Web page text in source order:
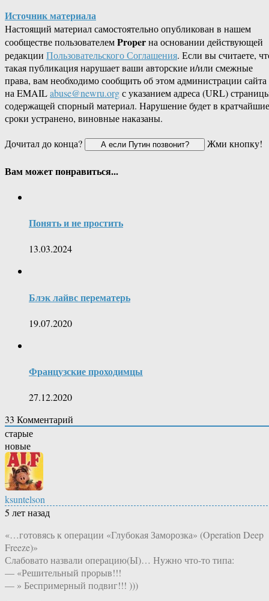
Источник материала
Настоящий материал самостоятельно опубликован в нашем
сообществе пользователемProperна основании действующей
редакции Пользовательского Соглашения. Если вы считаете,
такая публикация нарушает ваши авторские и/или смежные
права, вам необходимо сообщить об этом администрации сайта
на EMAILabuse@newru.orgс указанием адреса (URL)
содержащей спорный материал. Нарушение будет в кратчайшие
сроки устранено, виновные наказаны.
Дочитал до конца?
Жми кнопку!
Вам может понравиться...
Понять и не простить
13.03.2024
Блэк лайвс перематерь
19.07.2020
Французские проходимцы
27.12.2020
33 Комментарий
старые
новые
ksuntelson
5 лет назад
«…готовясь к операции «Глубокая Заморозка» (Operation Deep
Freeze)»
Слабовато назвали операцию(Ы)… Нужно что-то типа:
— «Решительный прорыв!!!
— » Беспримерный подвиг!!! )))